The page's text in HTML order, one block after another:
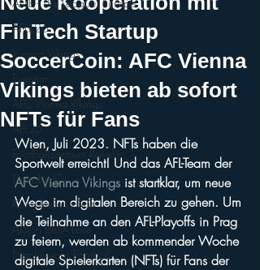
AFLE26
Vienna Vikings
Eventim
AFC Vienna Vikings
AFL26
Footballzentrum Ravelin
EierlaberlTV
Kampfmannschaft
Aktion BILLA-Lose
Nachwuchs Football
FinTech Startup
SoccerCoin: AFC Vienna
Vikings bieten ab sofort
NFTs für Fans
Wien, Juli 2023. NFTs haben die
Sportwelt erreicht! Und das AFL-Team der
AFC Vienna Vikings ist startklar, um neue
Wege im digitalen Bereich zu gehen. Um
die Teilnahme an den AFL-Playoffs in Prag
zu feiern, werden ab kommender Woche
digitale Spielerkarten (NFTs) für Fans der